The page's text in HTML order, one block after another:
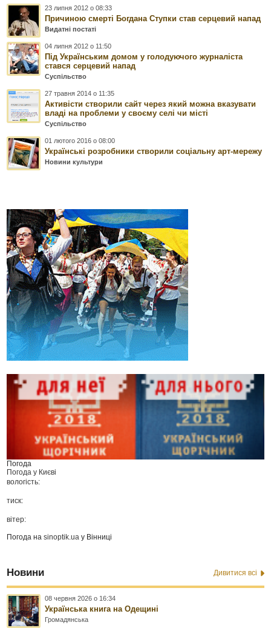
23 липня 2012 о 08:33
Причиною смерті Богдана Ступки став серцевий напад
Видатні постаті
04 липня 2012 о 11:50
Під Українським домом у голодуючого журналіста
стався серцевий напад
Суспільство
27 травня 2014 о 11:35
Активісти створили сайт через який можна вказувати
владі на проблеми у своєму селі чи місті
Суспільство
01 лютого 2016 о 08:00
Українські розробники створили соціальну арт-мережу
Новини культури
Погода
Погода у Києві
вологість:
тиск:
вітер:
Погода наsinoptik.ua у Вінниці
Новини Дивитися всі
08 червня 2026 о 16:34
Українська книга на Одещині
Громадянська